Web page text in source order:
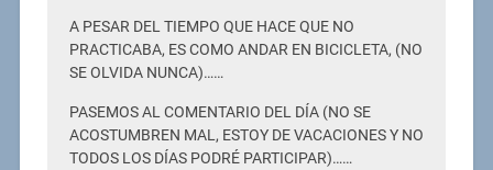
A PESAR DEL TIEMPO QUE HACE QUE NO
PRACTICABA, ES COMO ANDAR EN BICICLETA, (NO
SE OLVIDA NUNCA)……
PASEMOS AL COMENTARIO DEL DÍA (NO SE
ACOSTUMBREN MAL, ESTOY DE VACACIONES Y NO
TODOS LOS DÍAS PODRÉ PARTICIPAR)……